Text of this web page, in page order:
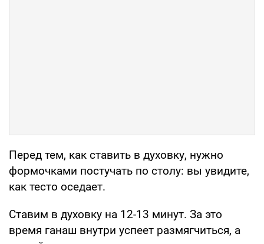
Перед тем, как ставить в духовку, нужно
формочками постучать по столу: вы увидите,
как тесто оседает.
Ставим в духовку на 12-13 минут. За это
время ганаш внутри успеет размягчиться, а